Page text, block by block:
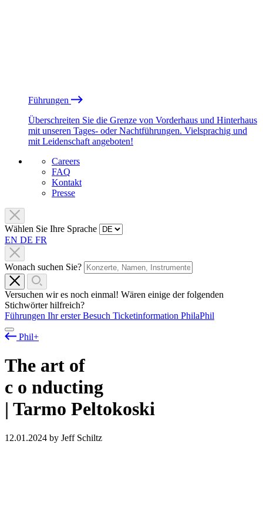
Führungen
Überschreiten Sie die Grenze von Vorderhaus und Hinterhaus
mit unseren Tages- oder Nachtführungen. Vielsprachig und
mit Leidenschaft angeboten!
Careers
FAQ
Kontakt
Presse
Wählen Sie Ihre Sprache
EN DE FR
Wonach suchen Sie?
Versuchen wir es noch einmal! Wären einige der folgenden
Stichwörter hilfreich?
Führungen Ihr erster Besuch Ticketinformation PhilaPhil
Phil+
The art of
c o nducting
| Tarmo Peltokoski
12.01.2024 by Jeff Schiltz